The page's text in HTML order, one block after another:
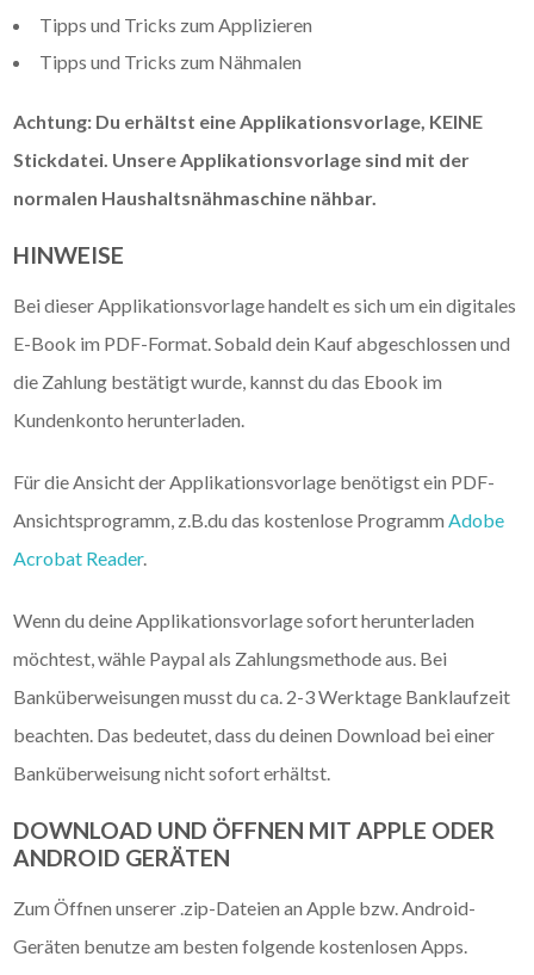
Tipps und Tricks zum Applizieren
Tipps und Tricks zum Nähmalen
Achtung: Du erhältst eine Applikationsvorlage, KEINE
Stickdatei. Unsere Applikationsvorlage sind mit der
normalen Haushaltsnähmaschine nähbar.
HINWEISE
Bei dieser Applikationsvorlage handelt es sich um ein digitales
E-Book im PDF-Format. Sobald dein Kauf abgeschlossen und
die Zahlung bestätigt wurde, kannst du das Ebook im
Kundenkonto herunterladen.
Für die Ansicht der Applikationsvorlage benötigst ein PDF-
Ansichtsprogramm, z.B.du das kostenlose Programm Adobe
Acrobat Reader.
Wenn du deine Applikationsvorlage sofort herunterladen
möchtest, wähle Paypal als Zahlungsmethode aus. Bei
Banküberweisungen musst du ca. 2-3 Werktage Banklaufzeit
beachten. Das bedeutet, dass du deinen Download bei einer
Banküberweisung nicht sofort erhältst.
DOWNLOAD UND ÖFFNEN MIT APPLE ODER
ANDROID GERÄTEN
Zum Öffnen unserer .zip-Dateien an Apple bzw. Android-
Geräten benutze am besten folgende kostenlosen Apps.